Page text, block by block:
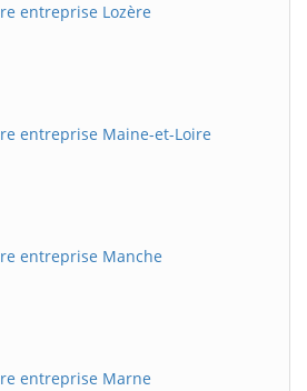
entreprise Lozère
entreprise Maine-et-Loire
entreprise Manche
entreprise Marne